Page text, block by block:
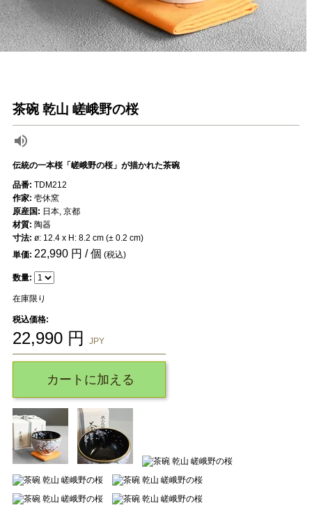
茶碗 乾山 嵯峨野の桜
伝統の一本桜「嵯峨野の桜」が描かれた茶碗
品番: TDM212
作家: 壱休窯
原産国: 日本, 京都
材質: 陶器
寸法: ø: 12.4 x H: 8.2 cm (± 0.2 cm)
単価: 22,990円 / 個 (税込)
数量:
在庫限り
税込価格:
22,990円 JPY
カートに加える